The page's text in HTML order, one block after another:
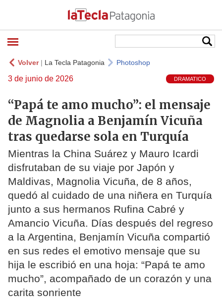
Volver| La Tecla Patagonia Photoshop
3 de junio de 2026 DRAMATICO
“Papá te amo mucho”: el mensaje
de Magnolia a Benjamín Vicuña
tras quedarse sola en Turquía
Mientras la China Suárez y Mauro Icardi
disfrutaban de su viaje por Japón y
Maldivas, Magnolia Vicuña, de 8 años,
quedó al cuidado de una niñera en Turquía
junto a sus hermanos Rufina Cabré y
Amancio Vicuña. Días después del regreso
a la Argentina, Benjamín Vicuña compartió
en sus redes el emotivo mensaje que su
hija le escribió en una hoja: “Papá te amo
mucho”, acompañado de un corazón y una
carita sonriente